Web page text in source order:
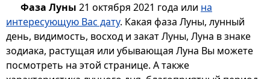
Фаза Луны 21 октября 2021 года или на
интересующую Вас дату. Какая фаза Луны, лунный
день, видимость, восход и закат Луны, Луна в знаке
зодиака, растущая или убывающая Луна Вы можете
посмотреть на этой странице. А также